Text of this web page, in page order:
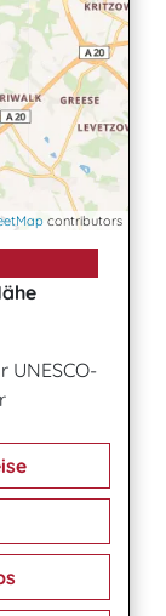
contributors
UNESCO-